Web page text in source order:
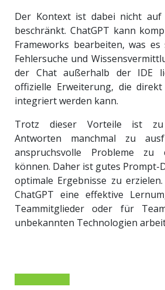
Der Kontext ist dabei nicht auf
beschränkt. ChatGPT kann
Frameworks bearbeiten, was
Fehlersuche und
der Chat außerhalb der IDE
offizielle Erweiterung, die
integriert werden kann.
Trotz dieser Vorteile ist zu
Antworten manchmal zu
anspruchsvolle Probleme zu
können. Daher ist gutes Prompt-
optimale Ergebnisse zu
ChatGPT eine effektive
Teammitglieder oder für
unbekannten Technologien